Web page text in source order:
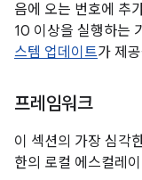
음에 오는 번호에 추
10 이상을 실행하는
스템 업데이트가 제
프레임워크
이 섹션의 가장 심각
한의 로컬 에스컬레